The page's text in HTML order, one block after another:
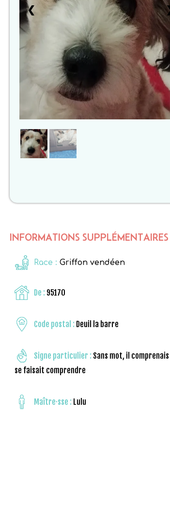
❮
INFORMATIONS SUPPLÉMENTAIRES
Race : Griffon vendéen
De : 95170
Code postal : Deuil la barre
Signe particulier : Sans mot, il
se faisait comprendre
Maître·sse : Lulu